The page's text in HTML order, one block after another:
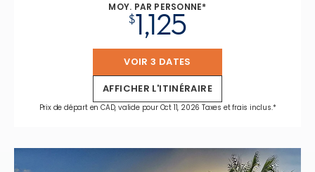
MOY. PAR PERSONNE*
$1,125
VOIR 3 DATES
AFFICHER L'ITINÉRAIRE
Prix de départ en CAD, valide pour Oct 11, 2026 Taxes et frais inclus.*